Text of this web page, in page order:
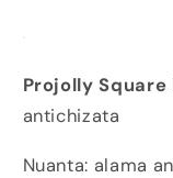
Projolly Square
antichizata
Nuanta: alama